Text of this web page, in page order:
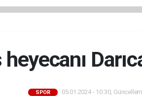
SPOR 05.01.2024 - 10:30,